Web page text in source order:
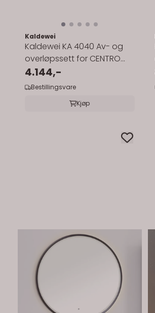
Kaldewei
Kaldewei KA 4040 Av- og
overløpssett for CENTRO
DUO og ELLIPSO DUO
4.144,-
Bestillingsvare
Kjøp